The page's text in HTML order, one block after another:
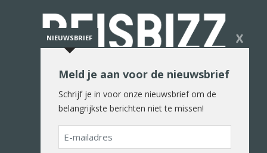
De reiswereld in woord en beeld
NIEUWSBRIEF X
Meld je aan voor de nieuwsbrief
Schrijf je in voor onze nieuwsbrief om de
belangrijkste berichten niet te missen!
E-
mailadres